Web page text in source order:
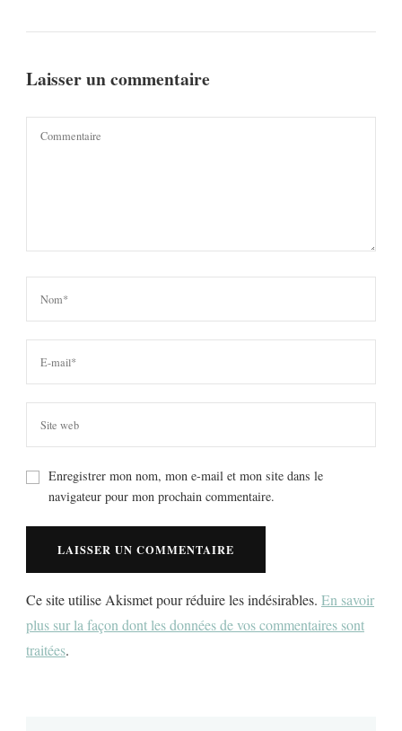
Laisser un commentaire
Enregistrer mon nom, mon e-mail et mon site dans le
navigateur pour mon prochain commentaire.
Ce site utilise Akismet pour réduire les indésirables. En savoir
plus sur la façon dont les données de vos commentaires sont
traitées.